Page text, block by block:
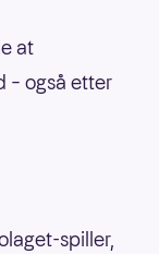
at
– også etter
spiller,